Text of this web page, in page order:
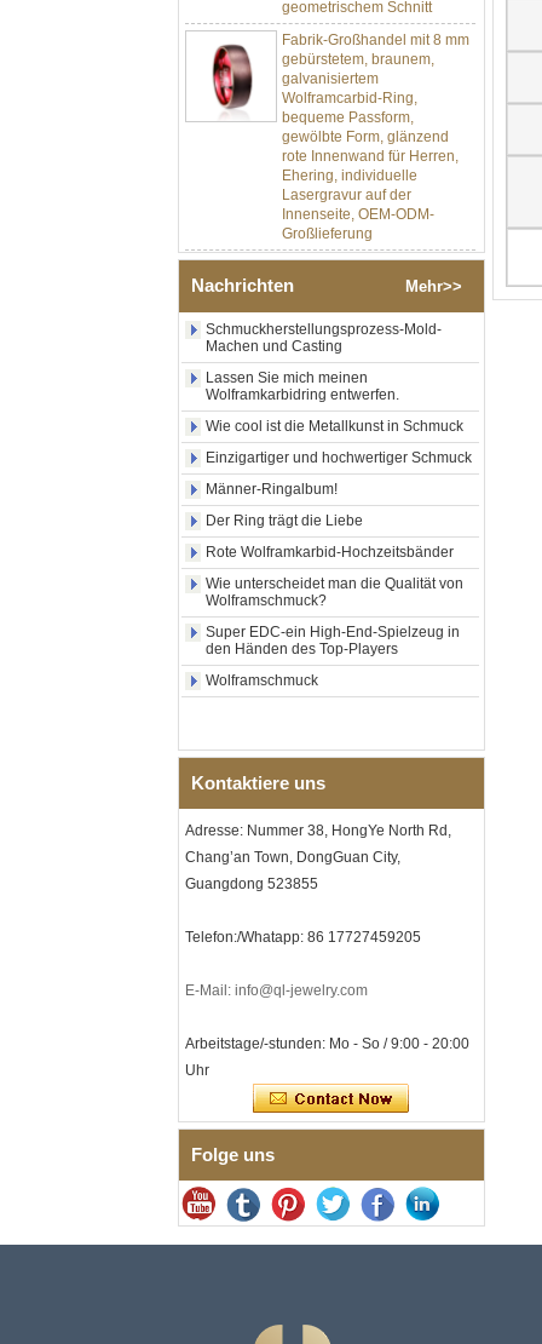
Fabrik-Großhandel mit 8 mm
gebürstetem, braunem,
galvanisiertem
Wolframcarbid-Ring,
bequeme Passform,
gewölbte Form, glänzend
rote Innenwand für Herren,
Ehering, individuelle
Lasergravur auf der
Innenseite, OEM-ODM-
Großlieferung
Fabrikgroßhandel mit 8 mm
Wolframkarbid-Ring,
zerkleinertem blauem Opal
mit synthetischem
Malachitstreifen, Herren-
Ehering, individuelle innere
Lasergravur, OEM-ODM-
Großlieferung
Fabrikgroßhandel mit
schwarzem, poliertem,
quadratischem Siegelring
aus Wolframkarbid,
Holzeinlage mit Abalone-
Muschel-Kreuzmuster,
religiöser Statement-Ring für
Männer, individuelle
Innengravur, OEM-ODM-
Großlieferung
Fabrikgroßhandel mit 8 mm
roségoldenem,
galvanisiertem
Opal Inlay mit Musik-
Themen-Ehering für Männer,
Großlieferung
Herren-I-Links-Armband aus
schwarzem Zirkonoxid-
316L-Doppeldruck-
Faltschließe, eingebettetes
Germaniumstein-Therapie-
Damenarmband aus
zertifiziertes
Feingliederarmband mit
nahtloser
Herrenring aus
gehämmertem, facettiertem
Wolframcarbid, 8 mm
Comfort Fit, geometrisch
Wolframkarbid, 8 mm,
Nachrichten Mehr>>
Schmuckherstellungsprozess-Mold-
Machen und Casting
Lassen Sie mich meinen
Wolframkarbidring entwerfen.
Wie cool ist die Metallkunst in Schmuck
Einzigartiger und hochwertiger Schmuck
Männer-Ringalbum!
Der Ring trägt die Liebe
Rote Wolframkarbid-Hochzeitsbänder
Wie unterscheidet man die Qualität von
Wolframschmuck?
Super EDC-ein High-End-Spielzeug in
den Händen des Top-Players
Wolframschmuck
Kontaktiere uns
Adresse: Nummer 38, HongYe North Rd,
Chang’an Town, DongGuan City,
Guangdong 523855
Telefon:/Whatapp: 86 17727459205
E-Mail: info@ql-jewelry.com
Arbeitstage/-stunden: Mo - So / 9:00 - 20:00
Uhr
Folge uns